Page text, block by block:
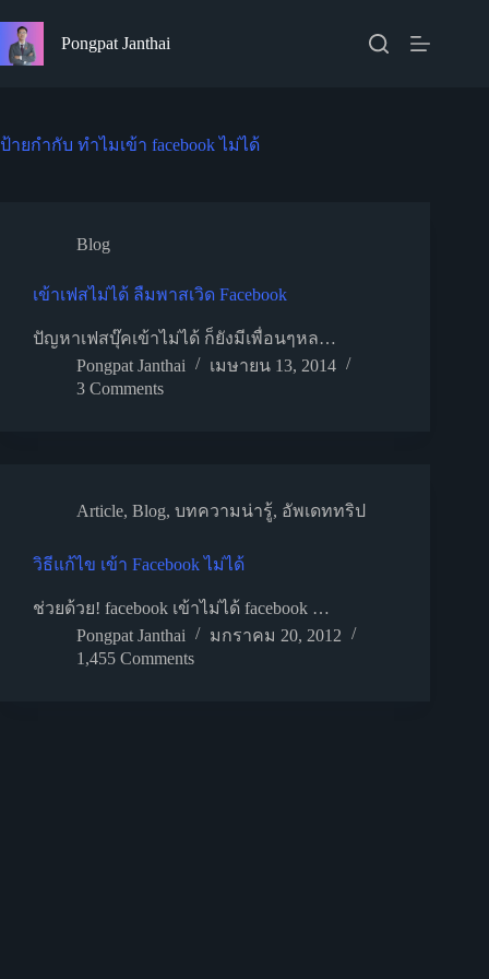
to
content
Pongpat Janthai
ป้ายกำกับ ทําไมเข้า facebook ไม่ได้
Blog
เข้าเฟสไม่ได้ ลืมพาสเวิด Facebook
ปัญหาเฟสบุ๊คเข้าไม่ได้ ก็ยังมีเพื่อนๆหล…
Pongpat Janthai
เมษายน 13, 2014
3 Comments
Article, Blog, บทความน่ารู้, อัพเดททริป
วิธีแก้ไข เข้า Facebook ไม่ได้
ช่วยด้วย! facebook เข้าไม่ได้ facebook …
Pongpat Janthai
มกราคม 20, 2012
1,455 Comments